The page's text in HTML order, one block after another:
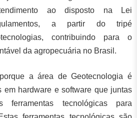
ao disposto na Lei
a partir do tripé
contribuindo para o
da agropecuária no Brasil.
a área de Geotecnologia é
em hardware e software que juntas
ferramentas tecnológicas para